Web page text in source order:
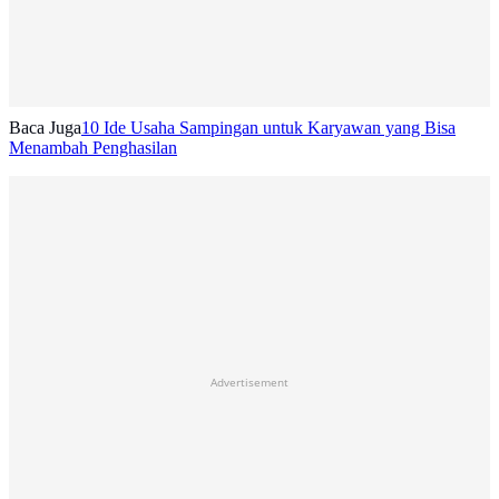
Baca Juga10 Ide Usaha Sampingan untuk Karyawan yang Bisa
Menambah Penghasilan
Advertisement